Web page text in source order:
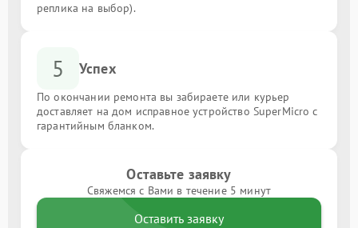
реплика на выбор).
5 Успех
По окончании ремонта вы забираете или курьер
доставляет на дом исправное устройство SuperMicro с
гарантийным бланком.
Оставьте заявку
Свяжемся с Вами в течение 5 минут
Оставить заявку